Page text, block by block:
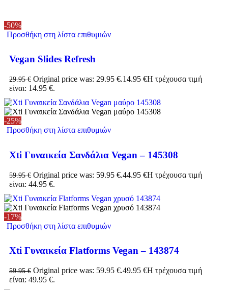
-50%
Προσθήκη στη λίστα επιθυμιών
Vegan Slides Refresh
29.95€ Original price was: 29.95 €.14.95 €Η τρέχουσα τιμή
είναι: 14.95 €.
-25%
Προσθήκη στη λίστα επιθυμιών
Xti Γυναικεία Σανδάλια Vegan – 145308
59.95€ Original price was: 59.95 €.44.95 €Η τρέχουσα τιμή
είναι: 44.95 €.
-17%
Προσθήκη στη λίστα επιθυμιών
Xti Γυναικεία Flatforms Vegan – 143874
59.95€ Original price was: 59.95 €.49.95 €Η τρέχουσα τιμή
είναι: 49.95 €.